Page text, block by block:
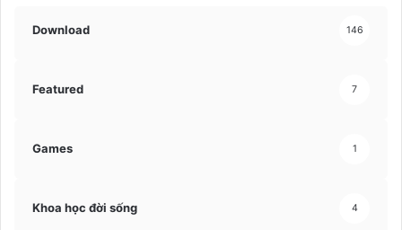
Download 146
Featured 7
Games 1
Khoa học đời sống 4